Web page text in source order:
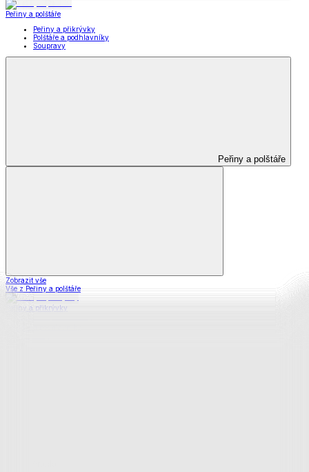
Peřiny a polštáře
Peřiny a přikrývky
Polštáře a podhlavníky
Soupravy
Peřiny a polštáře
Zobrazit vše
Vše z Peřiny a polštáře
Peřiny a přikrývky